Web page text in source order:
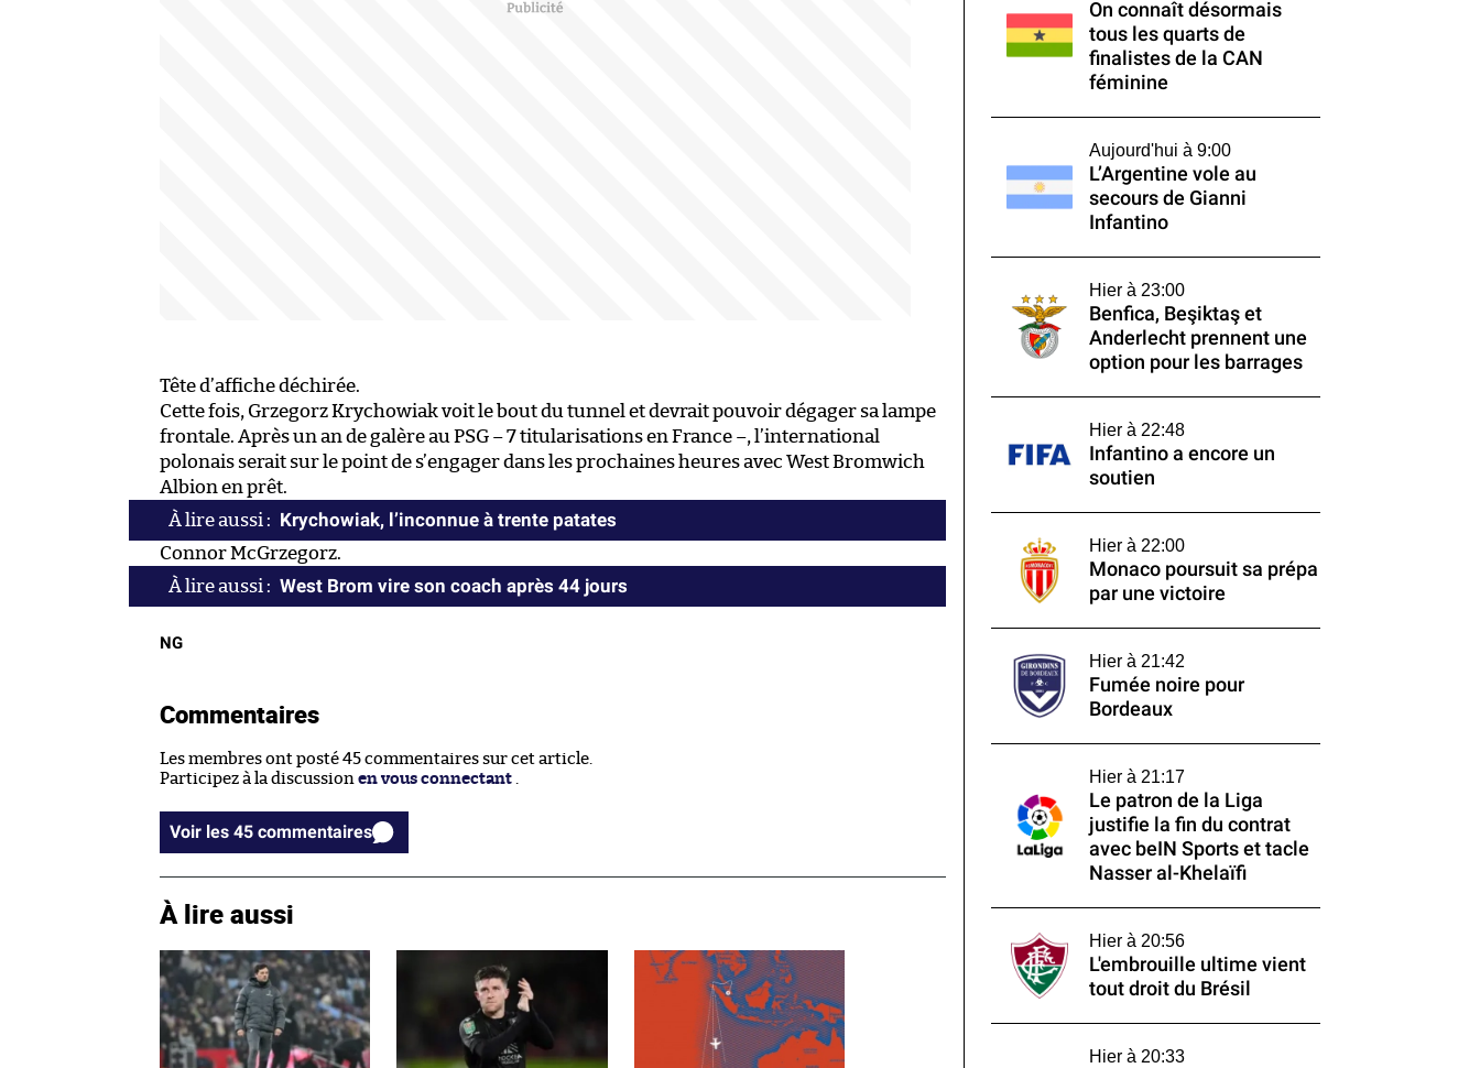
Tête d’affiche déchirée.
Cette fois, Grzegorz Krychowiak voit le bout du tunnel et devrait pouvoir dégager sa lampe
frontale. Après un an de galère au PSG – 7 titularisations en France –, l’international
polonais serait sur le point de s’engager dans les prochaines heures avec West Bromwich
Albion en prêt.
Krychowiak, l’inconnue à trente patates
Connor McGrzegorz.
West Brom vire son coach après 44 jours
NG
Commentaires
Les membres ont posté 45 commentaires sur cet article.
Participez à la discussion en vous connectant
Voir les 45 commentaires
À lire aussi
On connaît désormais
tous les quarts de
finalistes de la CAN
féminine
Aujourd'hui à 9:00
L’Argentine vole au
secours de Gianni
Infantino
Hier à 23:00
Benfica, Beşiktaş et
Anderlecht prennent une
option pour les barrages
Hier à 22:48
Infantino a encore un
soutien
Hier à 22:00
Monaco poursuit sa prépa
par une victoire
Hier à 21:42
Fumée noire pour
Bordeaux
Hier à 21:17
Le patron de la Liga
justifie la fin du contrat
avec beIN Sports et tacle
Nasser al-Khelaïfi
Hier à 20:56
L'embrouille ultime vient
tout droit du Brésil
Hier à 20:33